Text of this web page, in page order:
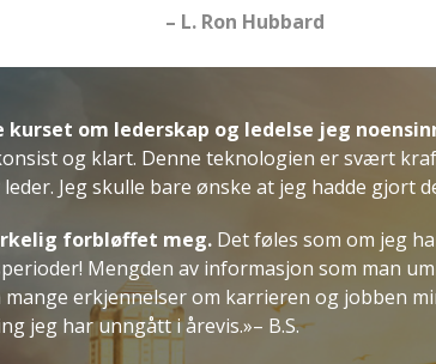
– L. Ron Hubbard
om lederskap og ledelse jeg
og klart. Denne teknologien er svært
Jeg skulle bare ønske at jeg hadde gjort
forbløffet meg. Det føles som om jeg
Mengden av informasjon som man
erkjennelser om karrieren og jobben
jeg har unngått i årevis.»– B.S.